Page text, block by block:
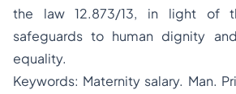
the law 12.873/13, in light of
safeguards to human dignity
equality.
Keywords: Maternity salary. Man.